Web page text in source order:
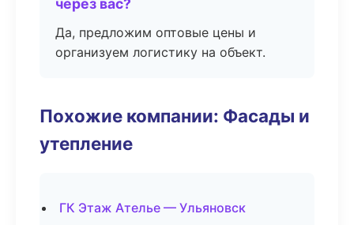
через вас?
Да, предложим оптовые цены и
организуем логистику на объект.
Похожие компании: Фасады и
утепление
ГК Этаж Ателье — Ульяновск